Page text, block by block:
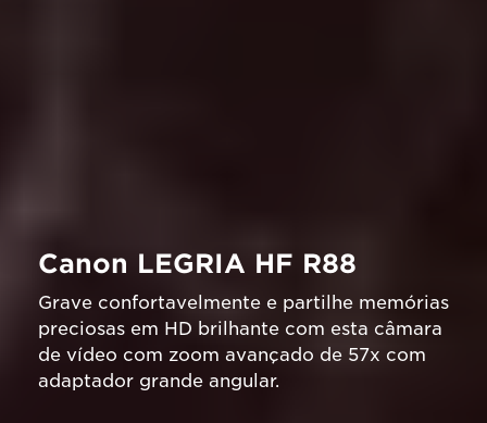
Canon LEGRIA HF R88
Grave confortavelmente e partilhe memórias
preciosas em HD brilhante com esta câmara
de vídeo com zoom avançado de 57x com
adaptador grande angular.